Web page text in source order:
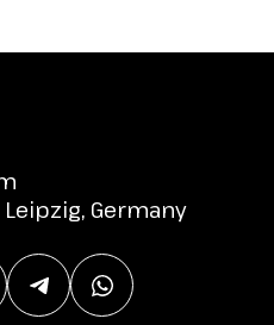
Germany